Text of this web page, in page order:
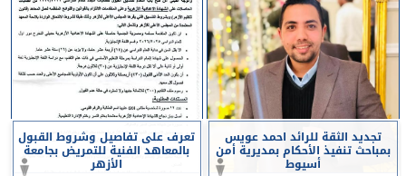
تجديد الثقة للرائد احمد عويس
بمباحث تنفيذ الأحكام بمديرية أمن
أسيوط
تعرف على تفاصيل وشروط القبول
بالمعاهد الفنية للتمريض بجامعة
الأزهر